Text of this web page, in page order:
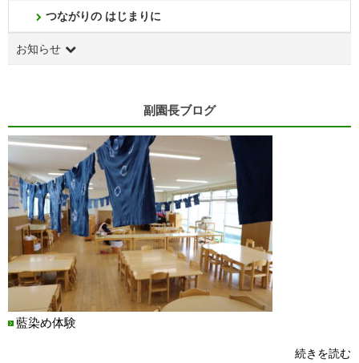
つながりの はじまりに
お知らせ
副園長ブログ
藍染め体験
続きを読む